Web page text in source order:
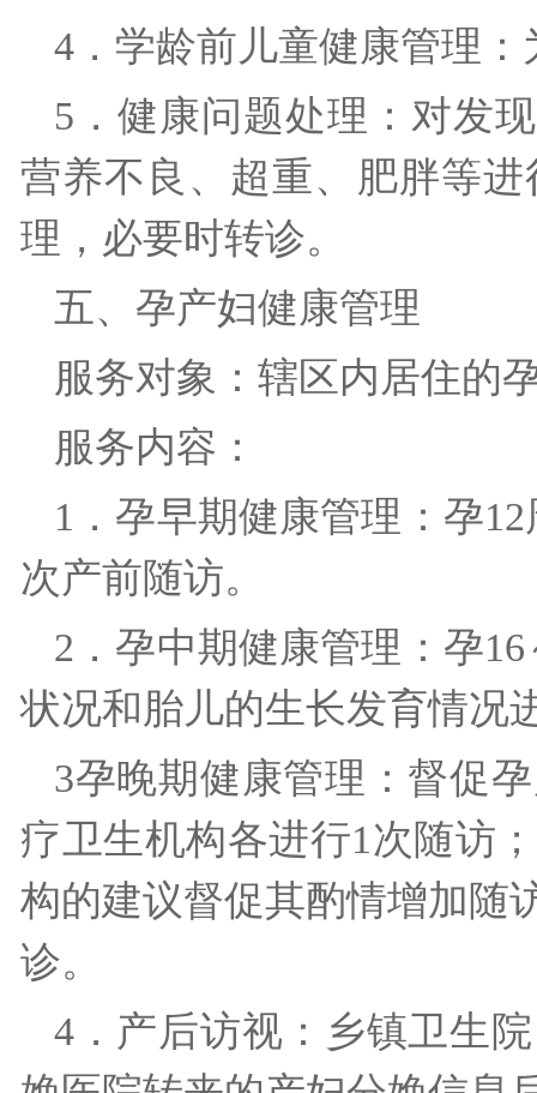
4．学龄前儿童健康管理
5．健康问题处理：对发
营养不良、超重、肥胖等
理，必要时转诊。
五、孕产妇健康管理
服务对象：辖区内居住
服务内容：
1．孕早期健康管理：孕
次产前随访。
2．孕中期健康管理：孕
状况和胎儿的生长发育情
3孕晚期健康管理：督促
疗卫生机构各进行1次随访
构的建议督促其酌情增加随
诊。
4．产后访视：乡镇卫生